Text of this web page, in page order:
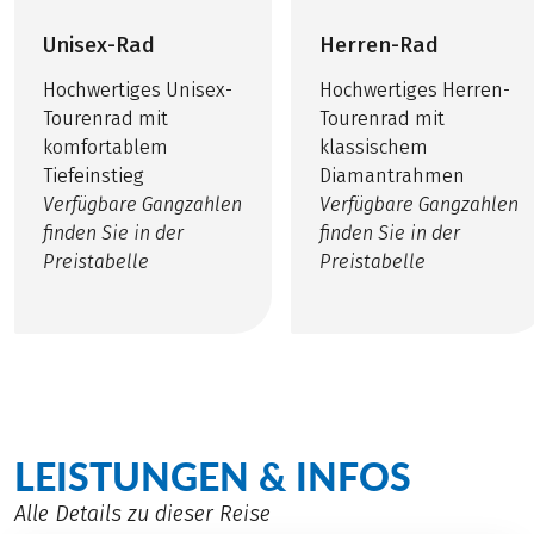
Unisex-Rad
Hochwertiges Unisex-
Tourenrad mit
komfortablem
Tiefeinstieg
Verfügbare Gangzahlen
finden Sie in der
Preistabelle
Herren-Rad
Hochwertiges Herren-
Tourenrad mit
klassischem
Diamantrahmen
Verfügbare Gangzahlen
finden Sie in der
Preistabelle
LEISTUNGEN & INFOS
Alle Details zu dieser Reise